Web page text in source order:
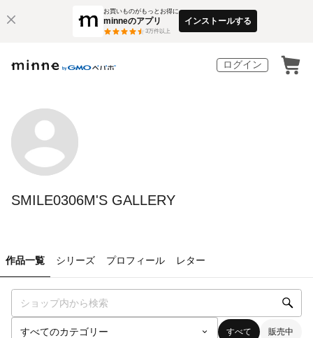
お買いものがもっとお得に
minneのアプリ
3万件以上
インストールする
ログイン
SMILE0306M'S GALLERY
作品一覧 シリーズ プロフィール レター
すべて 販売中